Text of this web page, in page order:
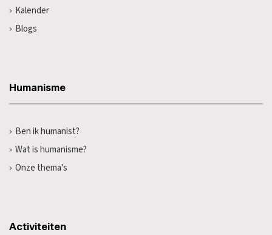
Kalender
Blogs
Humanisme
Ben ik humanist?
Wat is humanisme?
Onze thema's
Activiteiten